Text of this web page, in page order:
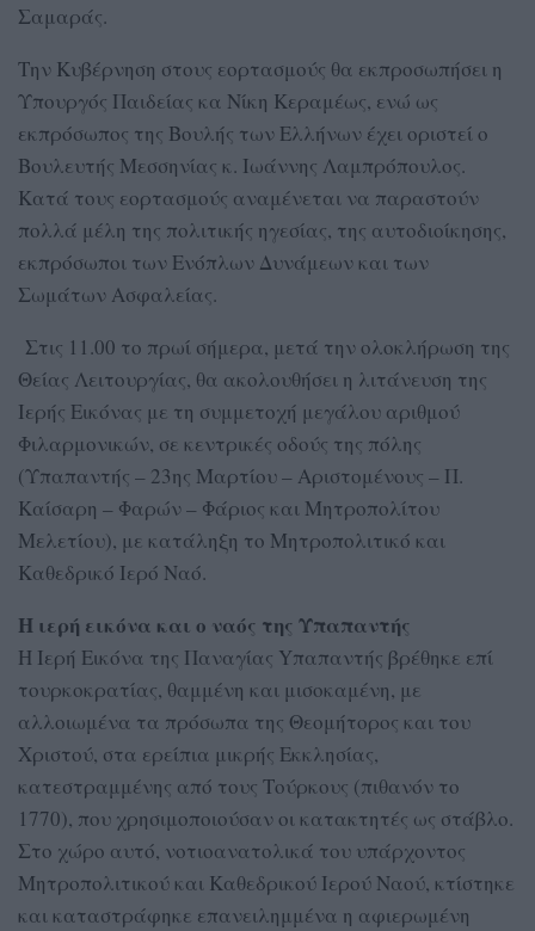
Σαμαράς.
Την Κυβέρνηση στους εορτασμούς θα εκπροσωπήσει η
Υπουργός Παιδείας κα Νίκη Κεραμέως, ενώ ως
εκπρόσωπος της Βουλής των Ελλήνων έχει οριστεί ο
Βουλευτής Μεσσηνίας κ. Ιωάννης Λαμπρόπουλος.
Κατά τους εορτασμούς αναμένεται να παραστούν
πολλά μέλη της πολιτικής ηγεσίας, της αυτοδιοίκησης,
εκπρόσωποι των Ενόπλων Δυνάμεων και των
Σωμάτων Ασφαλείας.
Στις 11.00 το πρωί σήμερα, μετά την ολοκλήρωση της
Θείας Λειτουργίας, θα ακολουθήσει η λιτάνευση της
Iερής Eικόνας με τη συμμετοχή μεγάλου αριθμού
Φιλαρμονικών, σε κεντρικές οδούς της πόλης
(Υπαπαντής – 23ης Μαρτίου – Αριστομένους – Π.
Καίσαρη – Φαρών – Φάριος και Μητροπολίτου
Μελετίου), με κατάληξη το Μητροπολιτικό και
Kαθεδρικό Iερό Nαό.
Η ιερή εικόνα και ο ναός της Υπαπαντής
H Iερή Eικόνα της Παναγίας Yπαπαντής βρέθηκε επί
τουρκοκρατίας, θαμμένη και μισοκαμένη, με
αλλοιωμένα τα πρόσωπα της Θεομήτορος και του
Xριστού, στα ερείπια μικρής Εκκλησίας,
κατεστραμμένης από τους Tούρκους (πιθανόν το
1770), που χρησιμοποιούσαν οι κατακτητές ως στάβλο.
Στο χώρο αυτό, νοτιοανατολικά του υπάρχοντος
Mητροπολιτικού και Καθεδρικού Iερού Nαού, κτίστηκε
και καταστράφηκε επανειλημμένα η αφιερωμένη